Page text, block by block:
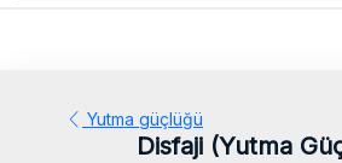
Yutma güçlüğü
Disfaji (Yutma